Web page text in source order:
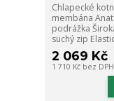
Chlapecké
membána
podrážka
suchý zip
2 069 Kč
1 710 Kč bez DPH